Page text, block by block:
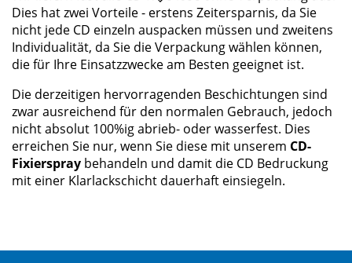
Dies hat zwei Vorteile - erstens Zeitersparnis, da Sie
nicht jede CD einzeln auspacken müssen und zweitens
Individualität, da Sie die Verpackung wählen können,
die für Ihre Einsatzzwecke am Besten geeignet ist.
Die derzeitigen hervorragenden Beschichtungen sind
zwar ausreichend für den normalen Gebrauch, jedoch
nicht absolut 100%ig abrieb- oder wasserfest. Dies
erreichen Sie nur, wenn Sie diese mit unserem CD-
Fixierspray behandeln und damit die CD Bedruckung
mit einer Klarlackschicht dauerhaft einsiegeln.